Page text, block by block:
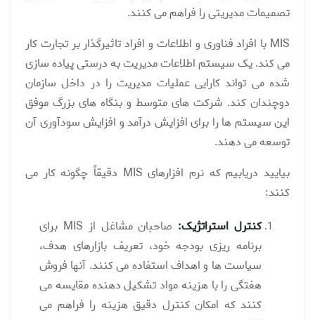
تصمیمات مدیریتی را فراهم می کنند.
MIS با افراد فناوری و اطلاعات و افراد تاثیرگذار بر تجارت کار
می کند. یک سیستم اطلاعات مدیریت به درستی پیاده سازی
شده می تواند کارایی عملیات مدیریت را در داخل سازمان
دوچندان کند. شرکت های متوسط ​​و بنگاه های بزرگ موفق
این سیستم ها را برای افزایش درآمد و افزایش سودآوری آن
توسعه می دهند.
بیایید دریابیم که نرم افزارهای MIS دقیقاً چگونه کار می
کنند:
کنترل استراتژیک:
صاحبان مشاغل از MIS برای
برنامه ریزی بودجه خود، تعریف بازارهای هدف،
سیاست ها و اهداف استفاده می کنند. آنها فروش
هفتگی را با هزینه مواد تشکیل دهنده مقایسه می
کنند که امکان کنترل دقیق هزینه را فراهم می